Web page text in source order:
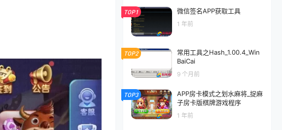
TOP1 微信签名APP获取工具
1 年前
TOP2
常用工具之Hash_1.00.4_Win
BaiCai
9 个月前
TOP3
APP房卡模式之划水麻将_捉麻
子房卡版棋牌游戏程序
1 年前